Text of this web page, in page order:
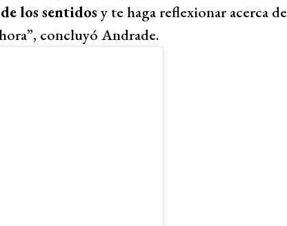
los sentidos y te haga reflexionar acerca de
concluyó Andrade.